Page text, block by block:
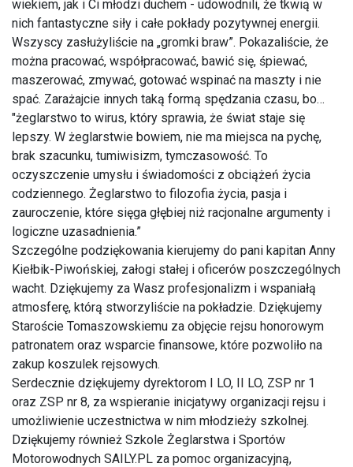
wiekiem, jak i Ci młodzi duchem - udowodnili, że tkwią w
nich fantastyczne siły i całe pokłady pozytywnej energii.
Wszyscy zasłużyliście na „gromki braw”. Pokazaliście, że
można pracować, współpracować, bawić się, śpiewać,
maszerować, zmywać, gotować wspinać na maszty i nie
spać. Zarażajcie innych taką formą spędzania czasu, bo…
"żeglarstwo to wirus, który sprawia, że świat staje się
lepszy. W żeglarstwie bowiem, nie ma miejsca na pychę,
brak szacunku, tumiwisizm, tymczasowość. To
oczyszczenie umysłu i świadomości z obciążeń życia
codziennego. Żeglarstwo to filozofia życia, pasja i
zauroczenie, które sięga głębiej niż racjonalne argumenty i
logiczne uzasadnienia.”
Szczególne podziękowania kierujemy do pani kapitan Anny
Kiełbik-Piwońskiej, załogi stałej i oficerów poszczególnych
wacht. Dziękujemy za Wasz profesjonalizm i wspaniałą
atmosferę, którą stworzyliście na pokładzie. Dziękujemy
Staroście Tomaszowskiemu za objęcie rejsu honorowym
patronatem oraz wsparcie finansowe, które pozwoliło na
zakup koszulek rejsowych.
Serdecznie dziękujemy dyrektorom I LO, II LO, ZSP nr 1
oraz ZSP nr 8, za wspieranie inicjatywy organizacji rejsu i
umożliwienie uczestnictwa w nim młodzieży szkolnej.
Dziękujemy również Szkole Żeglarstwa i Sportów
Motorowodnych SAILY.PL za pomoc organizacyjną,